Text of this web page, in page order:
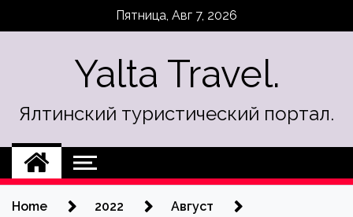
Пятница, Авг 7, 2026
Yalta Travel.
Ялтинский туристический портал.
Home 2022
Август